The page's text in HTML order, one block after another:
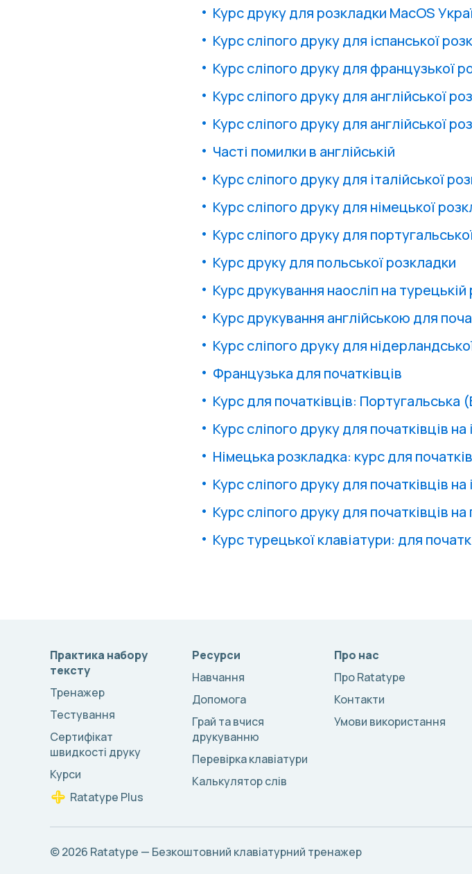
Курс друку для розкладки MacOS
Курс сліпого друку для іспанської
Курс сліпого друку для французької
Курс сліпого друку для англійської
Курс сліпого друку для англійської
Часті помилки в англійській
Курс сліпого друку для італійської
Курс сліпого друку для німецької
Курс сліпого друку для
Курс друку для польської розкладки
Курс друкування наосліп на турецькій
Курс друкування англійською для
Курс сліпого друку для
Французька для початківців
Курс для початківців: Португальська
Курс сліпого друку для початківців на
Німецька розкладка: курс для
Курс сліпого друку для початківців на
Курс сліпого друку для початківців
Курс турецької клавіатури: для
Практика набору
тексту
Тренажер
Тестування
Сертифікат
швидкості друку
Курси
Ratatype Plus
Ресурси
Навчання
Допомога
Грай та вчися
друкуванню
Перевірка клавіатури
Калькулятор слів
Про нас
Про Ratatype
Контакти
Умови використання
© 2026 Ratatype — Безкоштовний клавіатурний тренажер